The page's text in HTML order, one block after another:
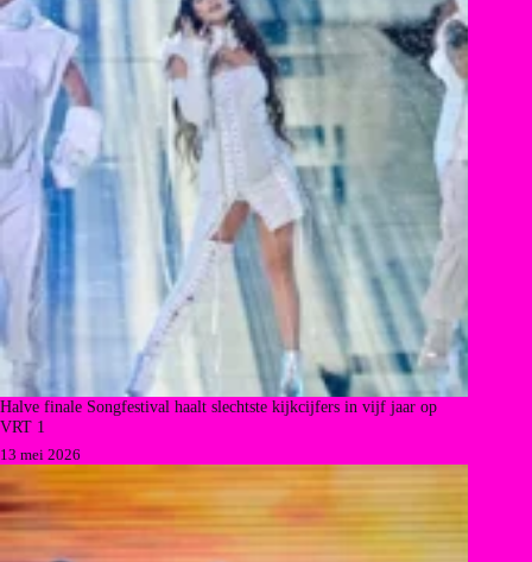
Halve finale Songfestival haalt slechtste kijkcijfers in vijf jaar op
VRT 1
13 mei 2026